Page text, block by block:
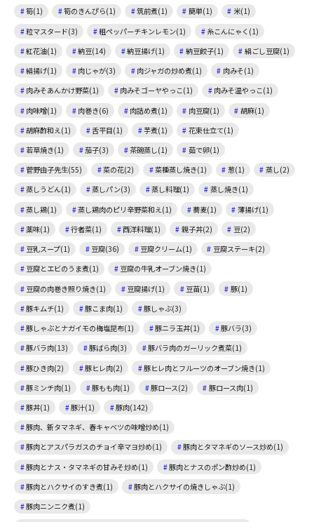
筍(1)
筍のきんぴら(1) 筑前煮(1) 簡単(1)
米(1)
粒マスタード(3)
粗ペッパーチキンレモン(1)
糸こんにゃく(1)
紅花油(1)
納豆(14) 納豆揚げ(1) 納豆餃子(1)
絹ごし豆腐(1)
絹揚げ(1)
肉じゃが(3) 肉ジャガの炒め煮(1)
肉みそ(1)
肉みそあんかけ野菜(1)
肉みそゴーヤやっこ(1)
肉みそ温やっこ(1)
肉味噌(1)
肉巻き(6) 肉詰め煮(1) 肉豆腐(1)
胡麻(1)
胡麻酢和え(1)
舌平目(1) 芋煮(1)
花束仕立て(1)
若草焼き(1)
茄子(3) 茶碗蒸し(1)
茹で卵(1)
菅野由子先生(55)
菜の花(2) 菜種蒸し焼き(1) 葱(1)
蒸し(2)
蒸しうどん(1)
蒸しパン(3) 蒸し料理(1)
蒸し焼き(1)
蒸し鶏(1)
蒸し鶏肉のピリ辛野菜和え(1) 蕎麦(1)
薄揚げ(1)
薬味(1)
行者菜(1) 西洋料理(1) 親子丼(2)
豆(2)
豆乳スープ(1)
豆腐(36) 豆腐クリーム(1)
豆腐ステーキ(2)
豆腐とエビのうま煮(1)
豆腐の牛乳オーブン焼き(1)
豆腐の肉巻き照り焼き(1)
豆腐揚げ(1) 豆苗(1)
豚(1)
豚キムチ(1)
豚こま肉(1)
豚しゃぶ(3)
豚しゃぶとナガイモの梅塩昆布(1)
豚ニラ玉丼(1)
豚バラ(3)
豚バラ肉(13)
豚ばら肉(3)
豚バラ肉のガーリック煮菜(1)
豚ひき肉(2)
豚ヒレ肉(2)
豚ヒレ肉とフルーツのオーブン焼き(1)
豚ミンチ肉(1)
豚もも肉(1) 豚ロース(2)
豚ロース肉(1)
豚丼(1)
豚汁(1)
豚肉(142)
豚肉、新タマネギ、春キャベツの味噌炒め(1)
豚肉とアスパラガスのチョイ辛マヨ炒め(1)
豚肉とタマネギのソース炒め(1)
豚肉とナス・タマネギの甘みそ炒め(1)
豚肉とナスのポン酢炒め(1)
豚肉とハクサイのすき煮(1)
豚肉とハクサイの焼きしゃぶ(1)
豚肉ニンニク煮(1)